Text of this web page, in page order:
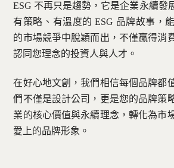
ESG 不再只是趨勢，它是企業永續發
有策略、有溫度的 ESG 品牌故事，
的市場競爭中脫穎而出，不僅贏得消
認同您理念的投資人與人才。
在好心地文創，我們相信每個品牌都
們不僅是設計公司，更是您的品牌策
業的核心價值與永續理念，轉化為市
愛上的品牌形象。